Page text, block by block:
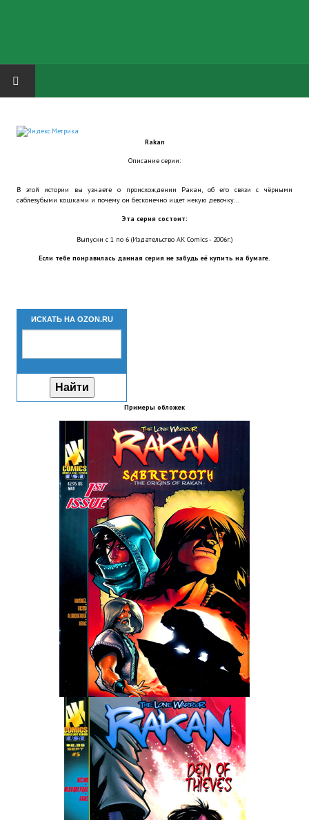
Теневой кардинал для Обливиона
Aliens vs Predator 2 (Русские субтитры)
Новый ГГ
Теневой кардинал для Скайрима
Работы Alexandra10
Apella CBBE SSE BodySlide (with Physics)
Apella 2.0 CBBE SSE BodySlide (with Physics)
Kitana CBBE SSE BodySlide (with Physics)
New Light Skyrim SE
SB Corset Armor CBBE SSE BodySlide (with Physics)
Wedding Wear CBBE SSE BodySlide (with Physics)
Работы Тестера 55
Наёмный оборотень
Небесный воин
Немного героев меча и магии
Расширенная версия Х3
Rakan
Описание серии:
В этой истории вы узнаете о происхождении Ракан, об его связи с чёрными
саблезубыми кошками и почему он бесконечно ищет некую девочку…
Эта серия состоит:
Выпуски с 1 по 6 (Издательство AK Comics - 2006г.)
Если тебе понравилась данная серия не забудь её купить на бумаге.
ИСКАТЬ НА OZON.RU
Примеры обложек